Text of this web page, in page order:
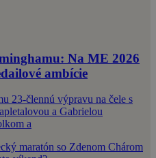
Na ME 2026
ambície
23-člennú výpravu na čele s
a Gabrielou
a